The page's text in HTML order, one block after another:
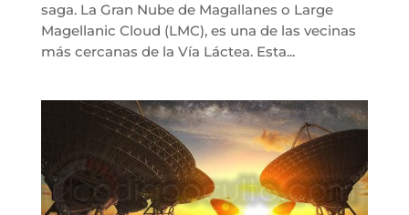
saga. La Gran Nube de Magallanes o Large
Magellanic Cloud (LMC), es una de las vecinas
más cercanas de la Vía Láctea. Esta...